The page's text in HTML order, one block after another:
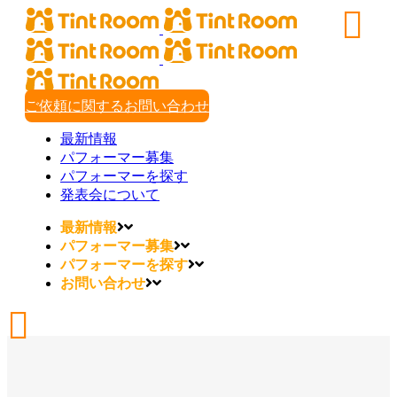
ご依頼に関するお問い合わせ
最新情報
パフォーマー募集
パフォーマーを探す
発表会について
最新情報
パフォーマー募集
パフォーマーを探す
お問い合わせ